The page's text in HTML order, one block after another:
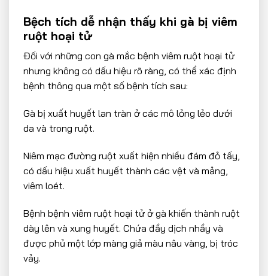
Bệch tích dễ nhận thấy khi gà bị viêm
ruột hoại tử
Đối với những con gà mắc bệnh viêm ruột hoại tử
nhưng không có dấu hiệu rõ ràng, có thể xác định
bệnh thông qua một số bệnh tích sau:
Gà bị xuất huyết lan tràn ở các mô lỏng lẻo dưới
da và trong ruột.
Niêm mạc đường ruột xuất hiện nhiều đám đỏ tấy,
có dấu hiệu xuất huyết thành các vệt và mảng,
viêm loét.
Bệnh bệnh viêm ruột hoại tử ở gà khiến thành ruột
dày lên và xung huyết. Chứa đầy dịch nhầy và
được phủ một lớp màng giả màu nâu vàng, bị tróc
vảy.